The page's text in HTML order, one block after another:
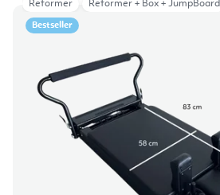
Bestseller
Reformer Reformer + Box + JumpBoard